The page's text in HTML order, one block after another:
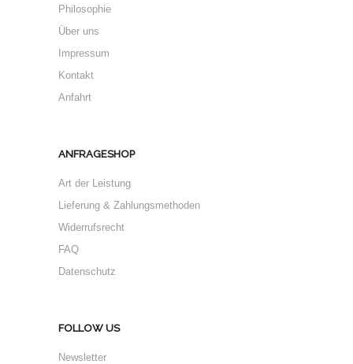
Philosophie
Über uns
Impressum
Kontakt
Anfahrt
ANFRAGESHOP
Art der Leistung
Lieferung & Zahlungsmethoden
Widerrufsrecht
FAQ
Datenschutz
FOLLOW US
Newsletter